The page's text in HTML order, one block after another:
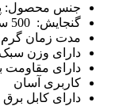
جنس محصول:
گنجایش: 500 سی سی
مدت زمان گرم نگه
دارای وزن
دارای مقاومت
کاربری آسان
دارای کابل برق